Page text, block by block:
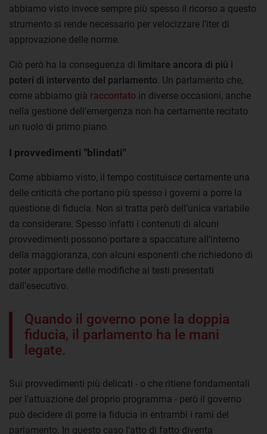
abbiamo visto invece sempre più spesso il ricorso a questo
strumento si rende necessario per velocizzare l’iter di
approvazione delle norme.
Ciò però ha la conseguenza di limitare ancora di più i
poteri di intervento del parlamento . Un parlamento che,
come abbiamo già raccontato in diverse occasioni, anche
nella gestione dell’emergenza non ha certamente recitato
un ruolo di primo piano.
I provvedimenti "blindati"
Come abbiamo visto, il tempo costituisce certamente una
delle criticità che portano più spesso i governi a porre la
questione di fiducia. Non si tratta però dell’unica variabile
da considerare. Spesso infatti i contenuti di alcuni
provvedimenti possono portare a spaccature all’interno
della maggioranza, con alcuni esponenti che richiedono di
poter apportare delle modifiche ai testi presentati
dall’esecutivo.
Quando il governo pone la doppia
fiducia, il parlamento ha le mani
legate.
Sui provvedimenti più delicati - o che ritiene fondamentali
per l’attuazione del proprio programma - però il governo
può decidere di porre la fiducia in entrambi i rami del
parlamento. In questo caso l’atto di fatto diventa